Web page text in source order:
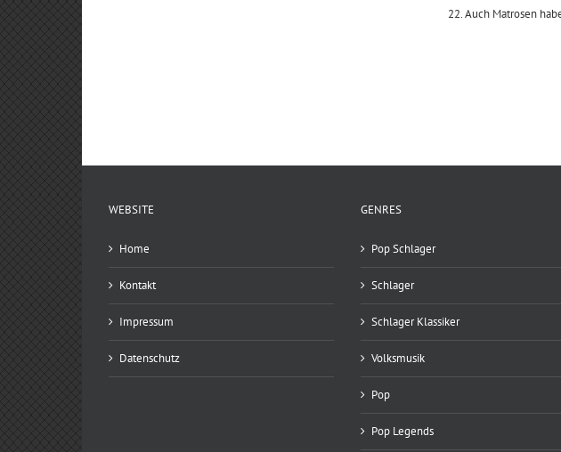
22. Auch Matrosen
WEBSITE
Home
Kontakt
Impressum
Datenschutz
GENRES
Pop Schlager
Schlager
Schlager Klassiker
Volksmusik
Pop
Pop Legends